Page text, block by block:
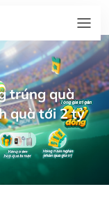
trúng quà
quà tới 2 tỷ